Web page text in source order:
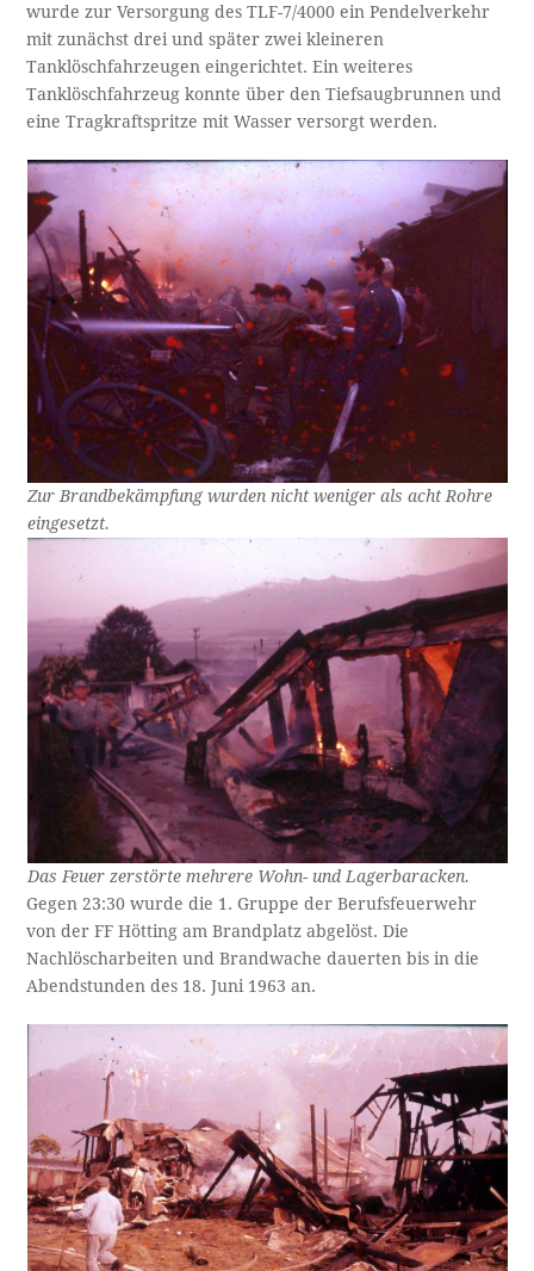
wurde zur Versorgung des TLF-7/4000 ein Pendelverkehr
mit zunächst drei und später zwei kleineren
Tanklöschfahrzeugen eingerichtet. Ein weiteres
Tanklöschfahrzeug konnte über den Tiefsaugbrunnen und
eine Tragkraftspritze mit Wasser versorgt werden.
Zur Brandbekämpfung wurden nicht weniger als acht Rohre
eingesetzt.
Das Feuer zerstörte mehrere Wohn- und Lagerbaracken.
Gegen 23:30 wurde die 1. Gruppe der Berufsfeuerwehr
von der FF Hötting am Brandplatz abgelöst. Die
Nachlöscharbeiten und Brandwache dauerten bis in die
Abendstunden des 18. Juni 1963 an.